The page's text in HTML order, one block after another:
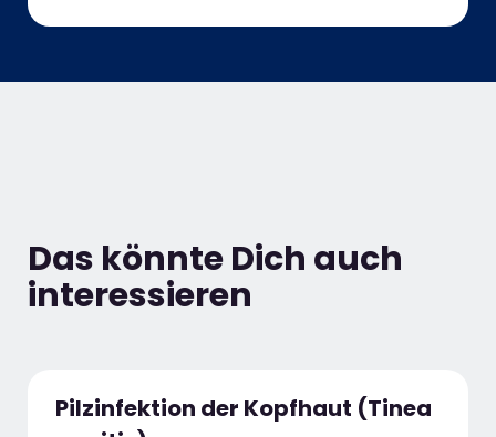
Das könnte Dich auch
interessieren
Pilzinfektion der Kopfhaut (Tinea